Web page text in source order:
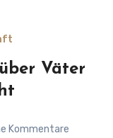
Väter
Kommentare